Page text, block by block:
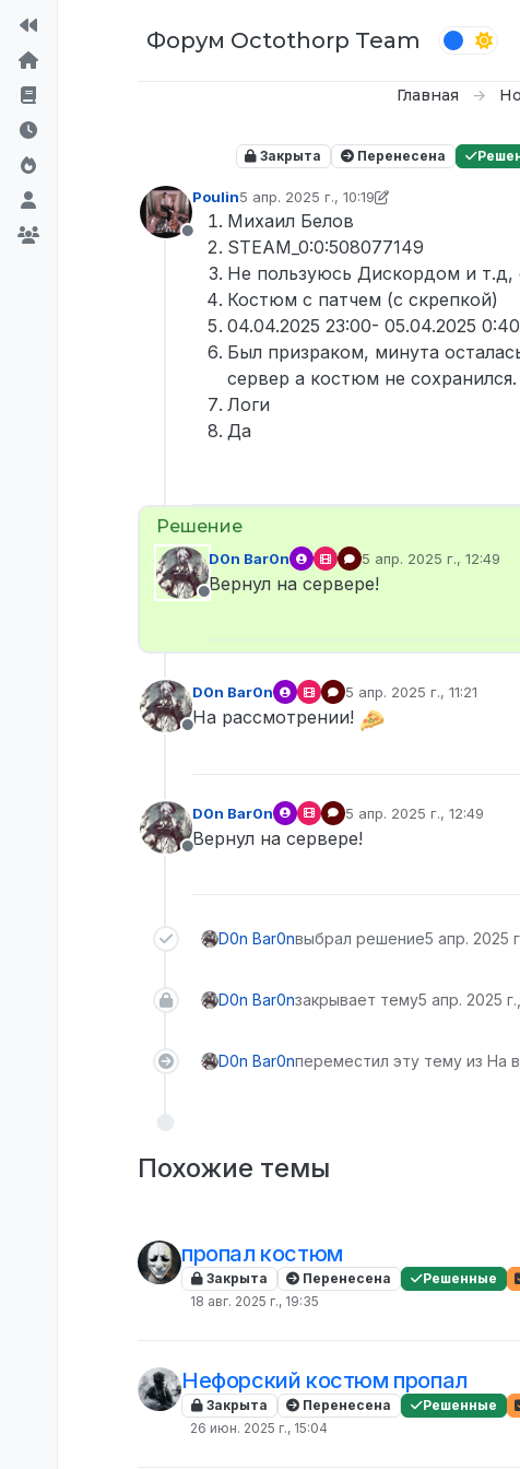
Форум Octothorp Team
Главная
Закрыта Перенесена
Не в сети
Poulin5 апр. 2025 г., 10:19
отредактировано D0n Bar0n
Михаил Белов
STEAM_0:0:508077149
Не пользуюсь Дискордом и т.д,
Костюм с патчем (с скрепкой)
04.04.2025 23:00- 05.04.2025 0:40
Был призраком, минута
сервер а костюм не
Логи
Да
Не в сети
D0n Bar0n 5 апр. 2025 г., 12:49
отредактировано
Вернул на сервере!
Не в сети
D0n Bar0n 5 апр. 2025 г., 11:21
отредактировано
На рассмотрении!
Не в сети
D0n Bar0n 5 апр. 2025 г., 12:49
отредактировано
Вернул на сервере!
D0n Bar0nвыбрал решение5 апр. 2025
D0n Bar0nзакрывает тему5 апр. 2025
D0n Bar0nпереместил эту тему из На
Похожие темы
пропал костюм
Закрыта Перенесена Решенные
18 авг. 2025 г., 19:35
Нефорский костюм пропал
Закрыта Перенесена Решенные
26 июн. 2025 г., 15:04